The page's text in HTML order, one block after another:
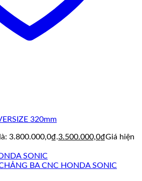
320mm
3.800.000,0₫.3.500.000,0₫Giá hiện